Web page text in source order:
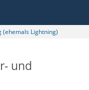
(ehemals Lightning)
und